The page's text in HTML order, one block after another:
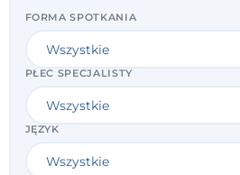
FORMA SPOTKANIA
PŁEĆ SPECJALISTY
JĘZYK